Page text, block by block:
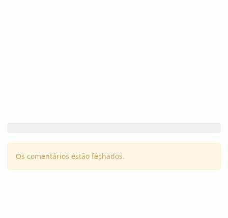
Os comentários estão fechados.